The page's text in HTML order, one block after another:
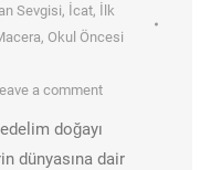
Sevgisi, İcat,
İlk
, Okul Öncesi
a comment
doğayı
dünyasına dair